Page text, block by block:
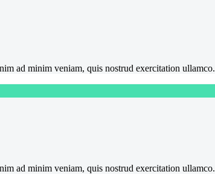
ad minim veniam, quis nostrud exercitation ullamco.
ad minim veniam, quis nostrud exercitation ullamco.